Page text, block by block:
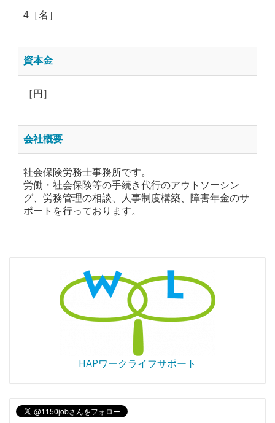
4［名］
資本金
［円］
会社概要
社会保険労務士事務所です。
労働・社会保険等の手続き代行のアウトソーシン
グ、労務管理の相談、人事制度構築、障害年金のサ
ポートを行っております。
HAPワークライフサポート